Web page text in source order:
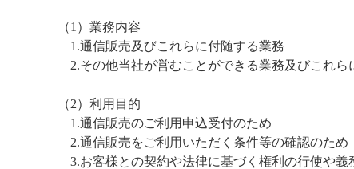
（1）業務内容
1.通信販売及びこれらに付随する業務
2.その他当社が営むことができる業務及びこれら
（2）利用目的
1.通信販売のご利用申込受付のため
2.通信販売をご利用いただく条件等の確認のため
3.お客様との契約や法律に基づく権利の行使や義